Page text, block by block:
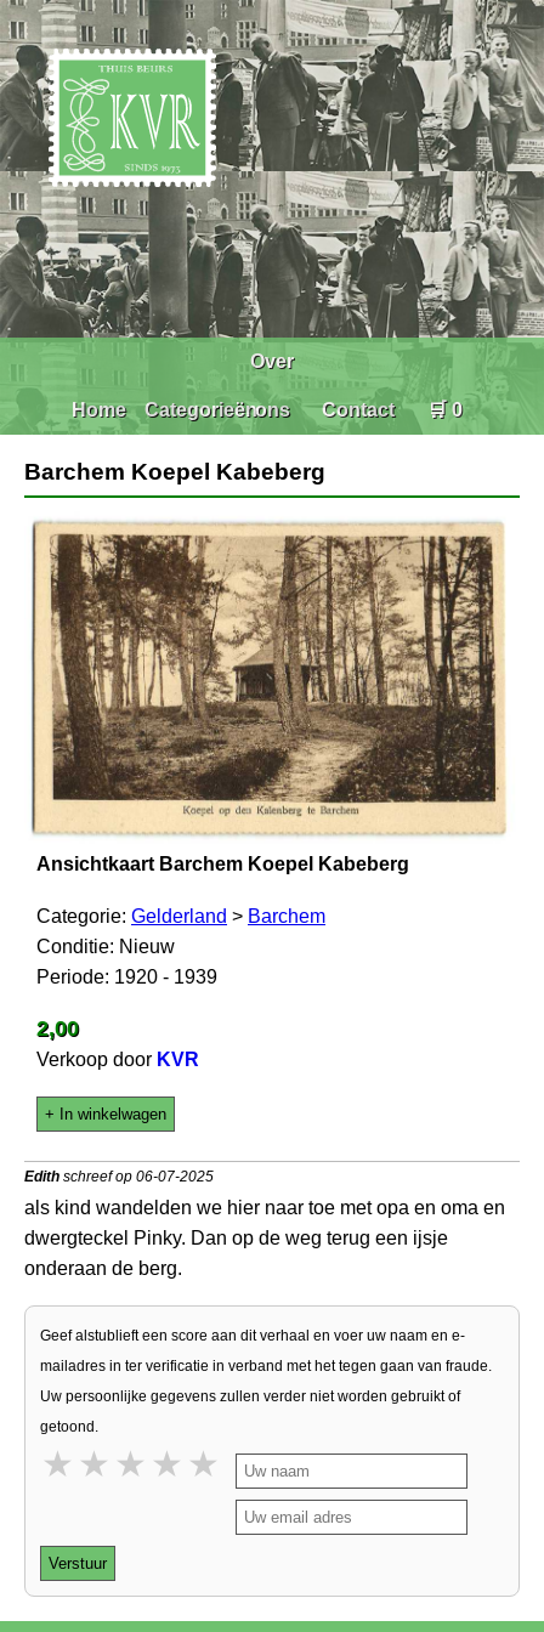
Home Categorieën
Over
ons Contact 🛒 0
Barchem Koepel Kabeberg
Ansichtkaart Barchem Koepel Kabeberg
Categorie: Gelderland > Barchem
Conditie: Nieuw
Periode: 1920 - 1939
2,00
Verkoop door KVR
+ In winkelwagen
Edith schreef op 06-07-2025
als kind wandelden we hier naar toe met opa en oma en
dwergteckel Pinky. Dan op de weg terug een ijsje
onderaan de berg.
Geef alstublieft een score aan dit verhaal en voer uw naam en e-
mailadres in ter verificatie in verband met het tegen gaan van fraude.
Uw persoonlijke gegevens zullen verder niet worden gebruikt of
getoond.
5 stars
4 stars
3 stars
2 stars
1 star
Verstuur